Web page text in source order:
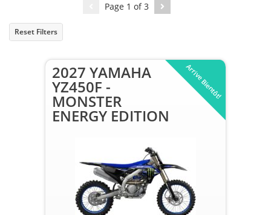
Page 1 of3
Reset Filters
Arrive Bientôt!
2027 YAMAHA
YZ450F -
MONSTER
ENERGY EDITION